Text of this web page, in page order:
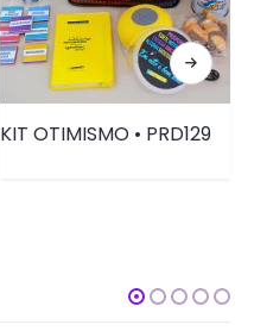
KIT OTIMISMO • PRD129